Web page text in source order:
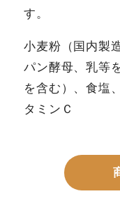
す。
小麦粉（国内製
パン酵母、乳等
を含む）、食塩
タミンＣ